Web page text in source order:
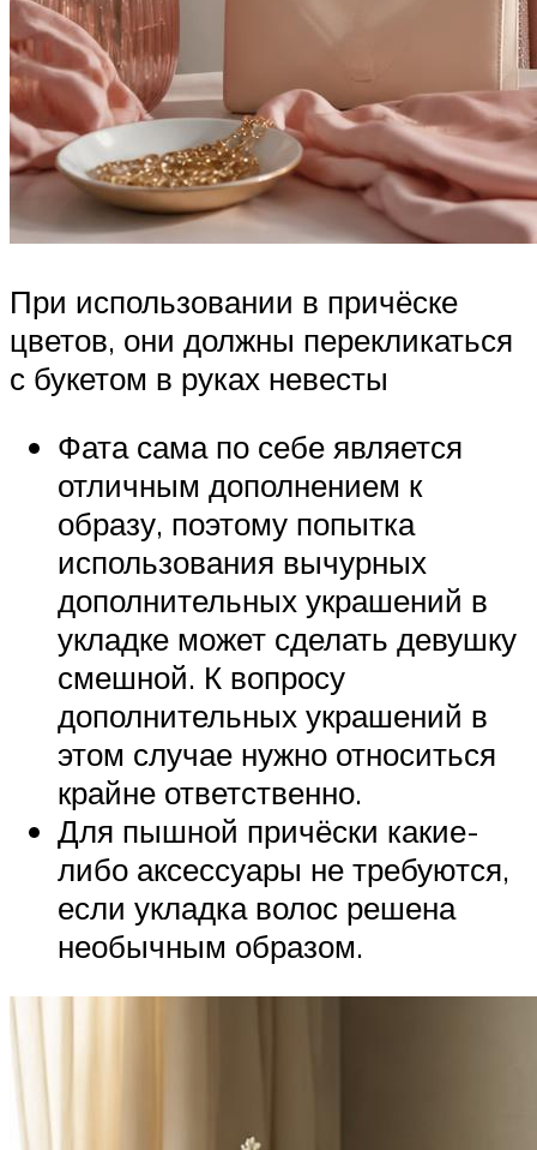
При использовании в причёске
цветов, они должны перекликаться
с букетом в руках невесты
Фата сама по себе является
отличным дополнением к
образу, поэтому попытка
использования вычурных
дополнительных украшений в
укладке может сделать девушку
смешной. К вопросу
дополнительных украшений в
этом случае нужно относиться
крайне ответственно.
Для пышной причёски какие-
либо аксессуары не требуются,
если укладка волос решена
необычным образом.